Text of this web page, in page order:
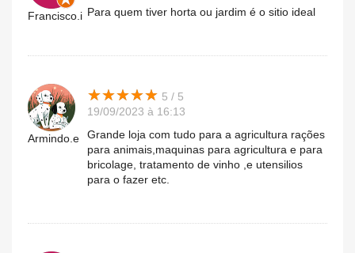
Francisco.i Para quem tiver horta ou jardim é o sitio ideal
Armindo.e
★★★★★
★★★★★ 5 / 5
19/09/2023 à 16:13
Grande loja com tudo para a agricultura rações
para animais,maquinas para agricultura e para
bricolage, tratamento de vinho ,e utensilios
para o fazer etc.